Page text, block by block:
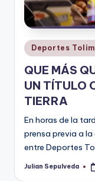
Publicado
en
Deportes
QUE MÁS
UN TÍTULO
TIERRA
En horas de la
prensa previa a
entre Deportes
Publicado
Julian Sepulveda